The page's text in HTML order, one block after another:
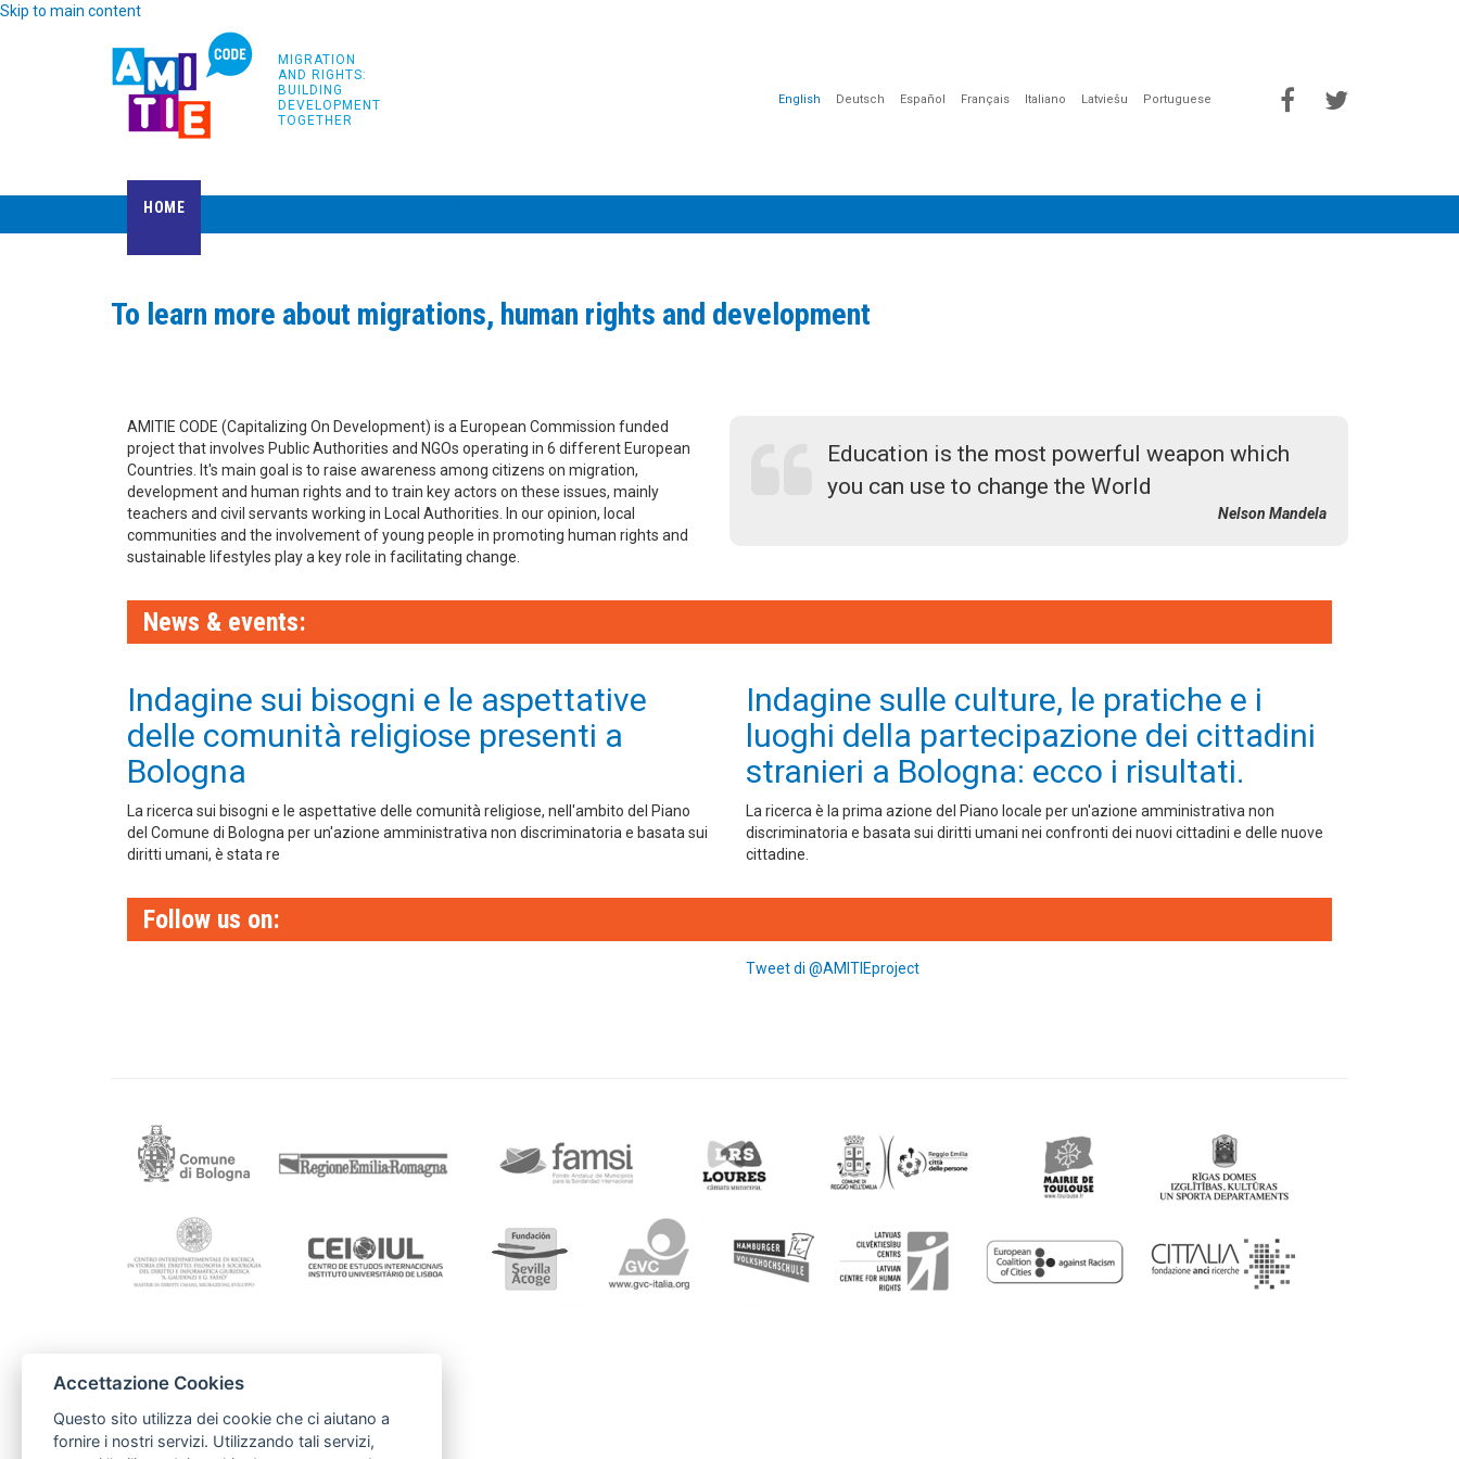
Skip to main content
MIGRATION
AND RIGHTS:
BUILDING
DEVELOPMENT
TOGETHER
English Deutsch Español Français Italiano Latviešu Portuguese
HOME
To learn more about migrations, human rights and development
AMITIE CODE (Capitalizing On Development) is a European Commission funded
project that involves Public Authorities and NGOs operating in 6 different European
Countries. It's main goal is to raise awareness among citizens on migration,
development and human rights and to train key actors on these issues, mainly
teachers and civil servants working in Local Authorities. In our opinion, local
communities and the involvement of young people in promoting human rights and
sustainable lifestyles play a key role in facilitating change.
Education is the most powerful weapon which
you can use to change the World
Nelson Mandela
News & events:
Indagine sui bisogni e le aspettative
delle comunità religiose presenti a
Bologna
La ricerca sui bisogni e le aspettative delle comunità religiose, nell'ambito del Piano
del Comune di Bologna per un'azione amministrativa non discriminatoria e basata sui
diritti umani, è stata re
Indagine sulle culture, le pratiche e i
luoghi della partecipazione dei cittadini
stranieri a Bologna: ecco i risultati.
La ricerca è la prima azione del Piano locale per un'azione amministrativa non
discriminatoria e basata sui diritti umani nei confronti dei nuovi cittadini e delle nuove
cittadine.
Follow us on:
Tweet di @AMITIEproject
Comune di Bologna
cooperazionediritti@comune.bologna.it
Accettazione Cookies
Questo sito utilizza dei cookie che ci aiutano a
fornire i nostri servizi. Utilizzando tali servizi,